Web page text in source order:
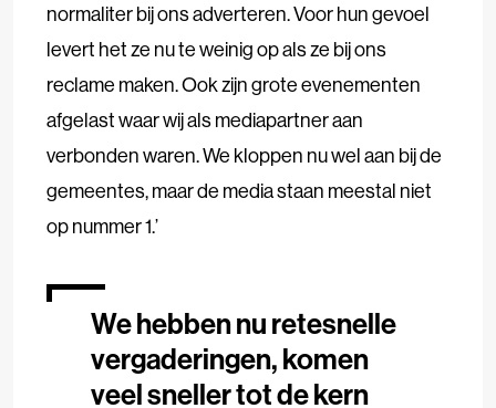
normaliter bij ons adverteren. Voor hun gevoel
levert het ze nu te weinig op als ze bij ons
reclame maken. Ook zijn grote evenementen
afgelast waar wij als mediapartner aan
verbonden waren. We kloppen nu wel aan bij de
gemeentes, maar de media staan meestal niet
op nummer 1.’
We hebben nu retesnelle
vergaderingen, komen
veel sneller tot de kern